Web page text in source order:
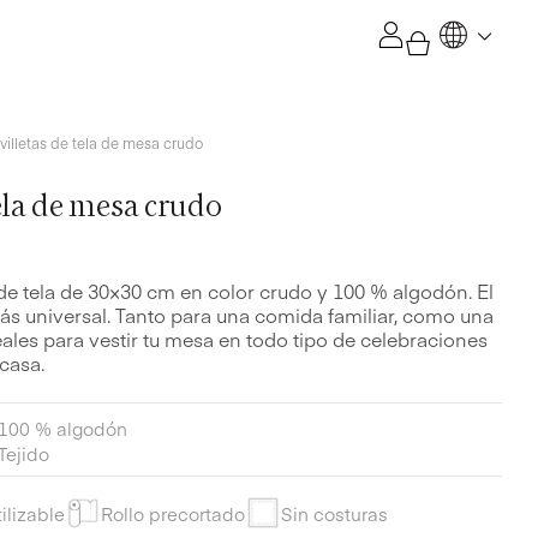
de tela de mesa crudo
de mesa crudo
tela de 30×30 cm en color crudo y 100 % algodón. El
universal. Tanto para una comida familiar, como una
para vestir tu mesa en todo tipo de celebraciones
100 % algodón
Rollo precortado Sin costuras